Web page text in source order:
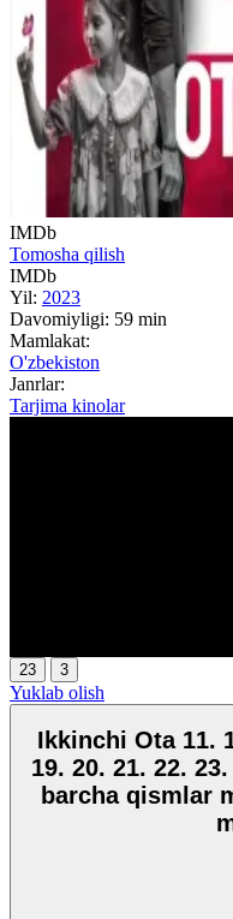
IMDb
Tomosha qilish
IMDb
Yil: 2023
Davomiyligi: 59 min
Mamlakat:
O'zbekiston
Janrlar:
Tarjima kinolar
23 3
Yuklab olish
Ikkinchi Ota 11.
19. 20. 21. 22.
barcha qismlar